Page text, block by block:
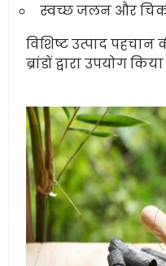
स्वच्छ जलन और
विशिष्ट उत्पाद
ब्रांडों द्वारा उपयोग